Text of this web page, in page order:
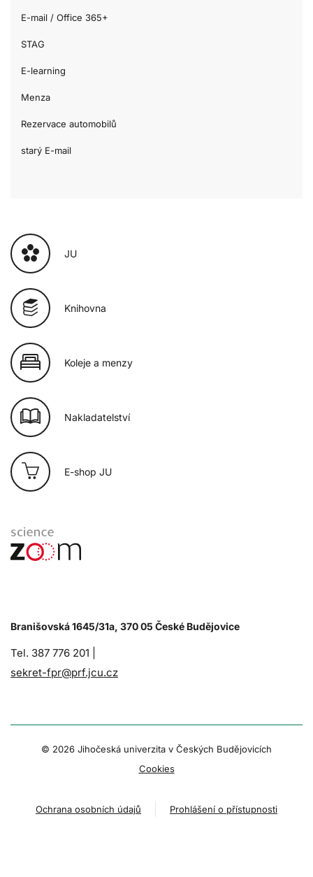
E-mail / Office 365+
STAG
E-learning
Menza
Rezervace automobilů
starý E-mail
JU
Knihovna
Koleje a menzy
Nakladatelství
E-shop JU
Branišovská 1645/31a, 370 05 České Budějovice
Tel. 387 776 201 |
sekret-fpr@prf.jcu.cz
© 2026 Jihočeská univerzita v Českých Budějovicích
Cookies
Ochrana osobních údajů Prohlášení o přístupnosti